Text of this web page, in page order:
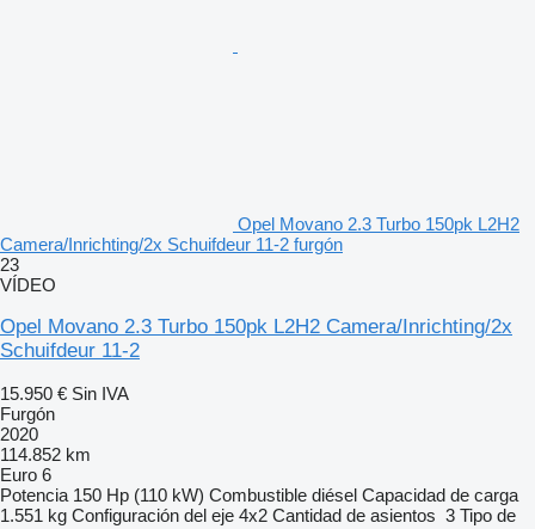
Opel Movano 2.3 Turbo 150pk L2H2
Camera/Inrichting/2x Schuifdeur 11-2 furgón
23
VÍDEO
Opel Movano 2.3 Turbo 150pk L2H2 Camera/Inrichting/2x
Schuifdeur 11-2
15.950 € Sin IVA
Furgón
2020
114.852 km
Euro 6
Potencia 150 Hp (110 kW) Combustible diésel Capacidad de carga
1.551 kg Configuración del eje 4x2 Cantidad de asientos 3 Tipo de